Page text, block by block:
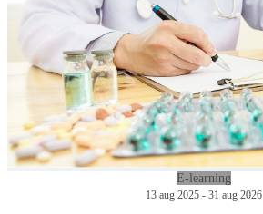
E-learning
13 aug 2025 - 31 aug 2026